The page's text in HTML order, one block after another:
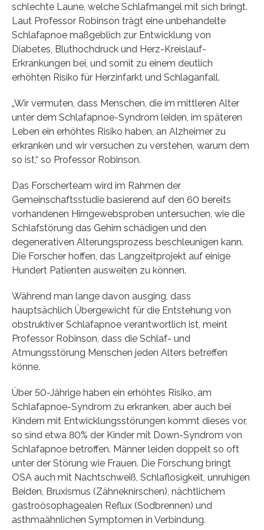
schlechte Laune, welche Schlafmangel mit sich bringt.
Laut Professor Robinson trägt eine unbehandelte
Schlafapnoe maßgeblich zur Entwicklung von
Diabetes, Bluthochdruck und Herz-Kreislauf-
Erkrankungen bei, und somit zu einem deutlich
erhöhten Risiko für Herzinfarkt und Schlaganfall.
„Wir vermuten, dass Menschen, die im mittleren Alter
unter dem Schlafapnoe-Syndrom leiden, im späteren
Leben ein erhöhtes Risiko haben, an Alzheimer zu
erkranken und wir versuchen zu verstehen, warum dem
so ist,“ so Professor Robinson.
Das Forscherteam wird im Rahmen der
Gemeinschaftsstudie basierend auf den 60 bereits
vorhandenen Hirngewebsproben untersuchen, wie die
Schlafstörung das Gehirn schädigen und den
degenerativen Alterungsprozess beschleunigen kann.
Die Forscher hoffen, das Langzeitprojekt auf einige
Hundert Patienten ausweiten zu können.
Während man lange davon ausging, dass
hauptsächlich Übergewicht für die Entstehung von
obstruktiver Schlafapnoe verantwortlich ist, meint
Professor Robinson, dass die Schlaf- und
Atmungsstörung Menschen jeden Alters betreffen
könne.
Über 50-Jährige haben ein erhöhtes Risiko, am
Schlafapnoe-Syndrom zu erkranken, aber auch bei
Kindern mit Entwicklungsstörungen kommt dieses vor,
so sind etwa 80% der Kinder mit Down-Syndrom von
Schlafapnoe betroffen. Männer leiden doppelt so oft
unter der Störung wie Frauen. Die Forschung bringt
OSA auch mit Nachtschweiß, Schlaflosigkeit, unruhigen
Beiden, Bruxismus (Zähneknirschen), nächtlichem
gastroösophagealen Reflux (Sodbrennen) und
asthmaähnlichen Symptomen in Verbindung.